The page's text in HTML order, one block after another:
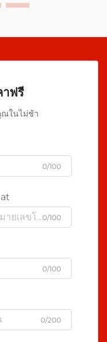
าฟรี
ณในไม่ช้า
0/100
0/100
0/100
0/200